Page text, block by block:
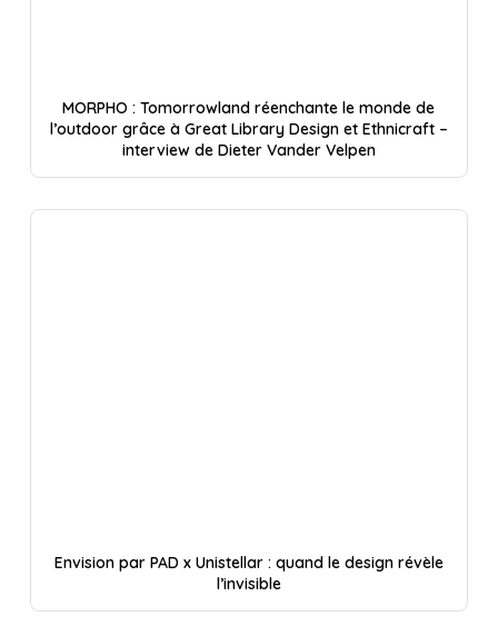
MORPHO : Tomorrowland réenchante le monde de
l’outdoor grâce à Great Library Design et Ethnicraft –
interview de Dieter Vander Velpen
Envision par PAD x Unistellar : quand le design révèle
l’invisible